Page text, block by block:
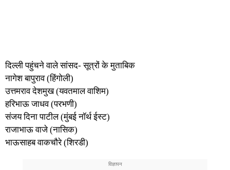
दिल्ली पहुंचने वाले सांसद- सूत्रों के मुताबिक
नागेश बापुराव (हिंगोली)
उत्तमराव देशमुख (यवतमाल वाशिम)
हरिभाऊ जाधव (परभणी)
संजय दिना पाटील (मुंबई नॉर्थ ईस्ट)
राजाभाऊ वाजे (नासिक)
भाऊसाहब वाकचौरे (शिरडी)